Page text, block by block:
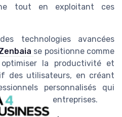
tout en exploitant ces
technologies avancées
se positionne comme
la productivité et
des utilisateurs, en créant
personnalisés qui
des entreprises.